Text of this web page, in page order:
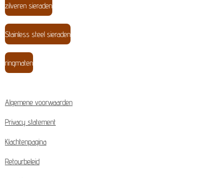
zilveren sieraden
Stainless steel sieraden
ringmaten
Algemene voorwaarden
Privacy statement
Klachtenpagina
Retourbeleid